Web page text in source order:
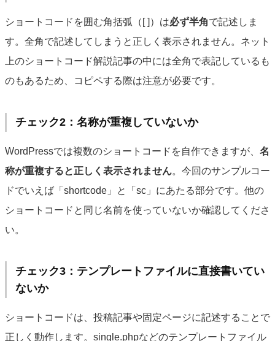
ショートコードを囲む角括弧（[ ]）は必ず半角で記述しま
す。全角で記述してしまうと正しく表示されません。ネット
上のショートコード解説記事の中には全角で表記しているも
のもあるため、コピペする際は注意が必要です。
チェック2：名称が重複していないか
WordPressでは複数のショートコードを自作できますが、 名
称が重複すると正しく表示されません。今回のサンプルコー
ドでいえば「shortcode」と「sc」にあたる部分です。他の
ショートコードと同じ名前を使っていないか確認してくださ
い。
チェック3：テンプレートファイルに直接書いてい
ないか
ショートコードは、投稿記事や固定ページに記述することで
正しく動作します。single.phpなどのテンプレートファイル